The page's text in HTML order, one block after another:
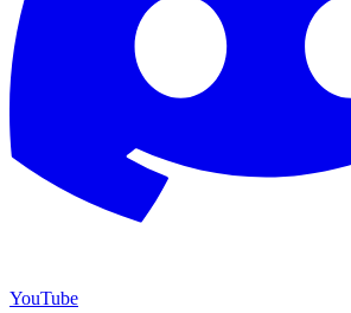
YouTube